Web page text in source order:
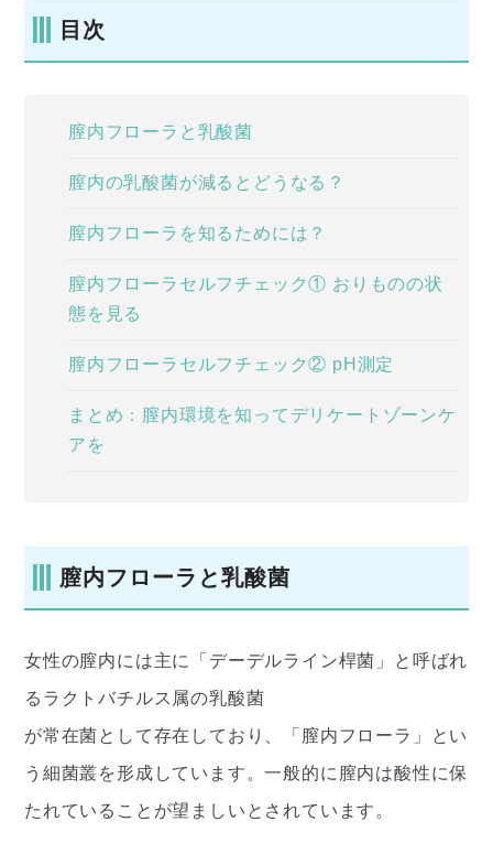
目次
膣内フローラと乳酸菌
膣内の乳酸菌が減るとどうなる？
膣内フローラを知るためには？
膣内フローラセルフチェック① おりものの状
態を見る
膣内フローラセルフチェック② pH測定
まとめ：膣内環境を知ってデリケートゾーンケ
アを
膣内フローラと乳酸菌
女性の膣内には主に「デーデルライン桿菌」と呼ばれ
るラクトバチルス属の乳酸菌
が常在菌として存在しており、「膣内フローラ」とい
う細菌叢を形成しています。一般的に膣内は酸性に保
たれていることが望ましいとされています。